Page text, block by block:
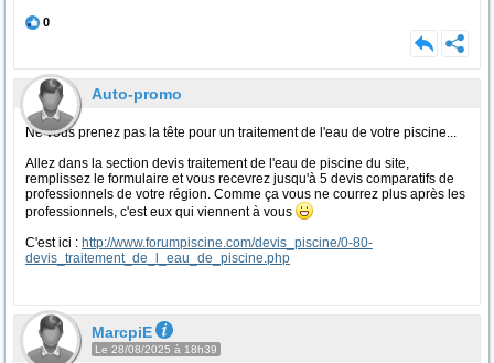
0
Auto-promo
Ne vous prenez pas la tête pour un traitement de l'eau de votre piscine...
Allez dans la section devis traitement de l'eau de piscine du site,
remplissez le formulaire et vous recevrez jusqu'à 5 devis comparatifs de
professionnels de votre région. Comme ça vous ne courrez plus après les
professionnels, c'est eux qui viennent à vous
C'est ici : http://www.forumpiscine.com/devis_piscine/0-80-
devis_traitement_de_l_eau_de_piscine.php
MarcpiE
Le 28/08/2025 à 18h39